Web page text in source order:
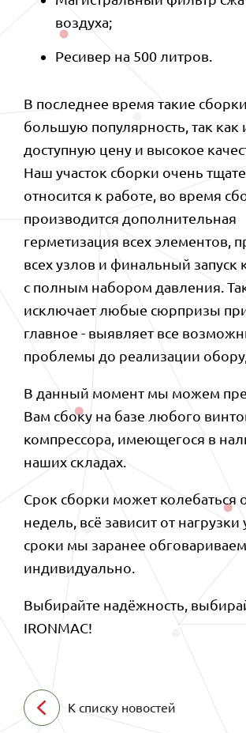
воздуха;
Ресивер на 500 литров.
В последнее время такие
большую популярность, так
доступную цену и высокое
Наш участок сборки очень
относится к работе, во время
производится дополнительная
герметизация всех элементов,
всех узлов и финальный запуск
с полным набором давления.
исключает любые сюрпризы
главное - выявляет все
проблемы до реализации
В данный момент мы можем
Вам сбоку на базе любого
компрессора, имеющегося в
наших складах. ⠀
Срок сборки может колебаться
недель, всё зависит от нагрузки
сроки мы заранее обговариваем
индивидуально. ⠀
Выбирайте надёжность,
IRONMAC!
К списку новостей